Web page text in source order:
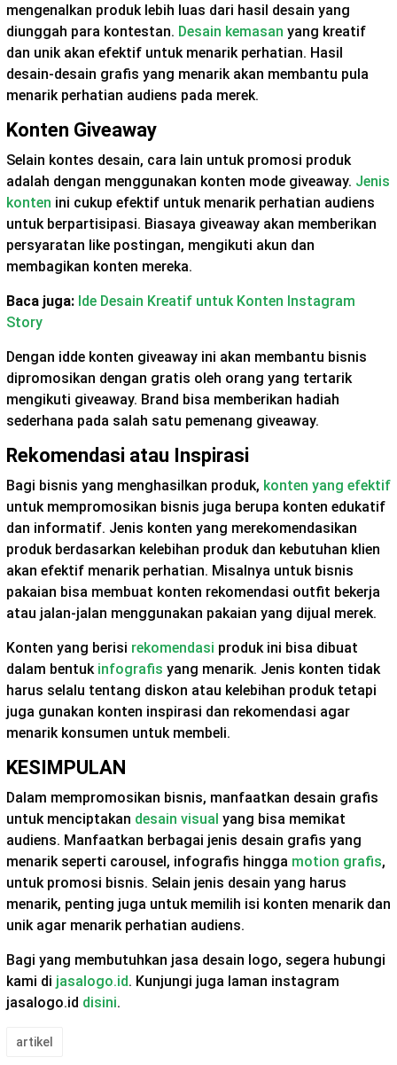
mengenalkan produk lebih luas dari hasil desain yang
diunggah para kontestan. Desain kemasan yang kreatif
dan unik akan efektif untuk menarik perhatian. Hasil
desain-desain grafis yang menarik akan membantu pula
menarik perhatian audiens pada merek.
Konten Giveaway
Selain kontes desain, cara lain untuk promosi produk
adalah dengan menggunakan konten mode giveaway. Jenis
konten ini cukup efektif untuk menarik perhatian audiens
untuk berpartisipasi. Biasaya giveaway akan memberikan
persyaratan like postingan, mengikuti akun dan
membagikan konten mereka.
Baca juga: Ide Desain Kreatif untuk Konten Instagram
Story
Dengan idde konten giveaway ini akan membantu bisnis
dipromosikan dengan gratis oleh orang yang tertarik
mengikuti giveaway. Brand bisa memberikan hadiah
sederhana pada salah satu pemenang giveaway.
Rekomendasi atau Inspirasi
Bagi bisnis yang menghasilkan produk, konten yang efektif
untuk mempromosikan bisnis juga berupa konten edukatif
dan informatif. Jenis konten yang merekomendasikan
produk berdasarkan kelebihan produk dan kebutuhan klien
akan efektif menarik perhatian. Misalnya untuk bisnis
pakaian bisa membuat konten rekomendasi outfit bekerja
atau jalan-jalan menggunakan pakaian yang dijual merek.
Konten yang berisi rekomendasi produk ini bisa dibuat
dalam bentuk infografis yang menarik. Jenis konten tidak
harus selalu tentang diskon atau kelebihan produk tetapi
juga gunakan konten inspirasi dan rekomendasi agar
menarik konsumen untuk membeli.
KESIMPULAN
Dalam mempromosikan bisnis, manfaatkan desain grafis
untuk menciptakan desain visual yang bisa memikat
audiens. Manfaatkan berbagai jenis desain grafis yang
menarik seperti carousel, infografis hingga motion grafis,
untuk promosi bisnis. Selain jenis desain yang harus
menarik, penting juga untuk memilih isi konten menarik dan
unik agar menarik perhatian audiens.
Bagi yang membutuhkan jasa desain logo, segera hubungi
kami di jasalogo.id. Kunjungi juga laman instagram
jasalogo.id disini.
artikel